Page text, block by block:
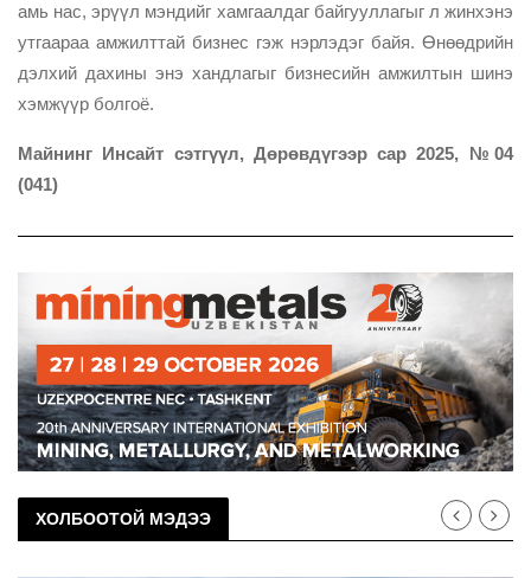
амь нас, эрүүл мэндийг хамгаалдаг байгууллагыг л жинхэнэ
утгаараа амжилттай бизнес гэж нэрлэдэг байя. Өнөөдрийн
дэлхий дахины энэ хандлагыг бизнесийн амжилтын шинэ
хэмжүүр болгоё.
Майнинг Инсайт сэтгүүл, Дөрөвдүгээр сар 2025, №04
(041)
ХОЛБООТОЙ МЭДЭЭ